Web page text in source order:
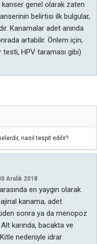
kanser genel olarak zaten
belirtisi ilk bulgular,
Kanamalar adet anında
artabilir. Önlem için;
HPV taraması gibi)
nasıl tespit edilir?
Aralık 2018
en yaygın olarak
kanama, adet
sonra ya da menopoz
karında, bacakta ve
nedeniyle idrar